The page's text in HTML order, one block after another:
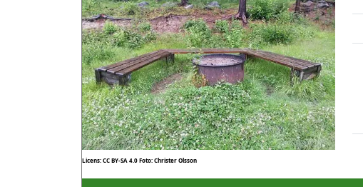
Licens: CC BY-SA 4.0Foto: Christer Olsson